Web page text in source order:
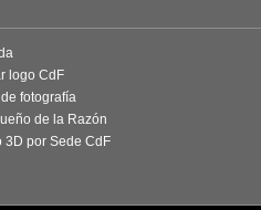
logo CdF
fotografía
de la Razón
3D por Sede CdF